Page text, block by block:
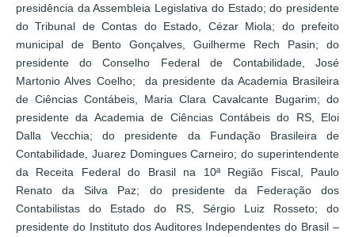
presidência da Assembleia Legislativa do Estado; do presidente
do Tribunal de Contas do Estado, Cézar Miola; do prefeito
municipal de Bento Gonçalves, Guilherme Rech Pasin; do
presidente do Conselho Federal de Contabilidade, José
Martonio Alves Coelho; da presidente da Academia Brasileira
de Ciências Contábeis, Maria Clara Cavalcante Bugarim; do
presidente da Academia de Ciências Contábeis do RS, Eloi
Dalla Vecchia; do presidente da Fundação Brasileira de
Contabilidade, Juarez Domingues Carneiro; do superintendente
da Receita Federal do Brasil na 10ª Região Fiscal, Paulo
Renato da Silva Paz; do presidente da Federação dos
Contabilistas do Estado do RS, Sérgio Luiz Rosseto; do
presidente do Instituto dos Auditores Independentes do Brasil –